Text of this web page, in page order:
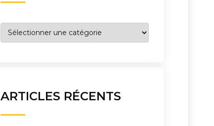
Catégories
ARTICLES RÉCENTS